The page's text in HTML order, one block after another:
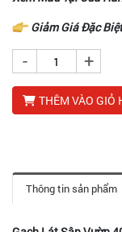
Giảm Giá Đặc
- +
THÊM VÀO GIỎ
Thông tin sản phẩm